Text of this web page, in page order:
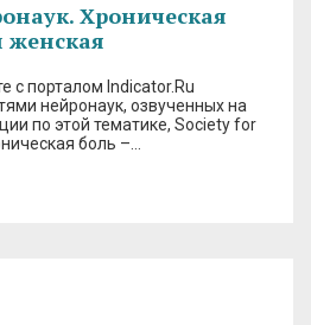
Хроническая
женская
с порталом Indicator.Ru
нейронаук, озвученных на
по этой тематике, Society for
боль –…